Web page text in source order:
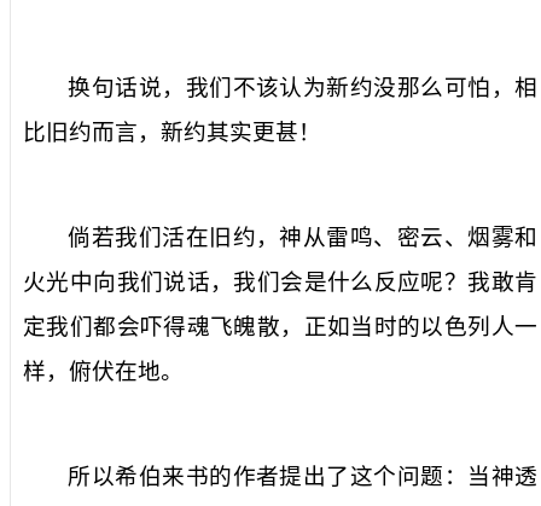
换句话说，我们不该认为新约没那么可怕，相
比旧约而言，新约其实更甚！
倘若我们活在旧约，神从雷鸣、密云、烟雾和
火光中向我们说话，我们会是什么反应呢？我敢肯
定我们都会吓得魂飞魄散，正如当时的以色列人一
样，俯伏在地。
所以希伯来书的作者提出了这个问题：当神透